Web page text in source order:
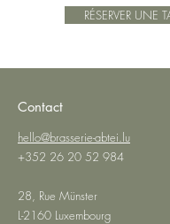
RÉSERVER UNE
Contact
hello@brasserie-abtei.lu
+352 26 20 52 984
28, Rue Münster
L-2160 Luxembourg